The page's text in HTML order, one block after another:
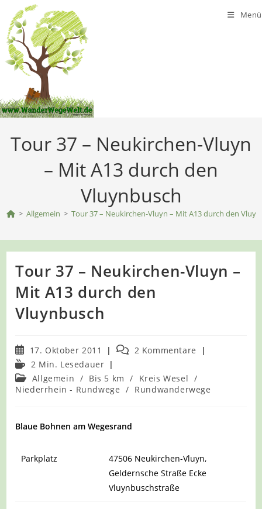
Inhalt
springen
Menü
Tour 37 – Neukirchen-Vluyn
– Mit A13 durch den
Vluynbusch
> Allgemein > Tour 37 – Neukirchen-Vluyn – Mit A13 durch den
Tour 37 – Neukirchen-Vluyn –
Mit A13 durch den
Vluynbusch
Beitrag
veröffentlicht:
17. Oktober 2011
Beitrags-2 Kommentare
Lesedauer:
2 Min. Lesedauer
Beitrags-
Kategorie:
Allgemein / Bis 5 km / Kreis Wesel /
Niederrhein - Rundwege / Rundwanderwege
Blaue Bohnen am Wegesrand
Parkplatz
47506 Neukirchen-Vluyn,
Geldernsche Straße Ecke
Vluynbuschstraße